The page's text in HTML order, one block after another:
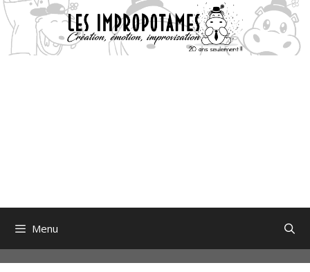
Aller
au
contenu
Menu